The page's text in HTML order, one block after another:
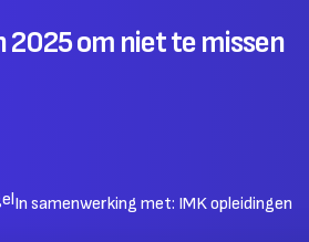
om niet te missen
In samenwerking met: IMK opleidingen